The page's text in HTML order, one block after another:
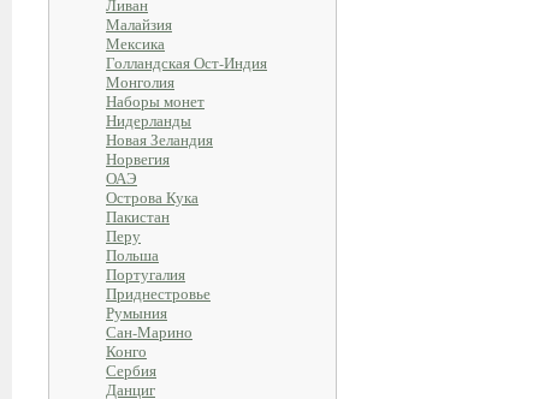
Ливан
Малайзия
Мексика
Голландская Ост-Индия
Монголия
Наборы монет
Нидерланды
Новая Зеландия
Норвегия
ОАЭ
Острова Кука
Пакистан
Перу
Польша
Португалия
Приднестровье
Румыния
Сан-Марино
Конго
Сербия
Данциг